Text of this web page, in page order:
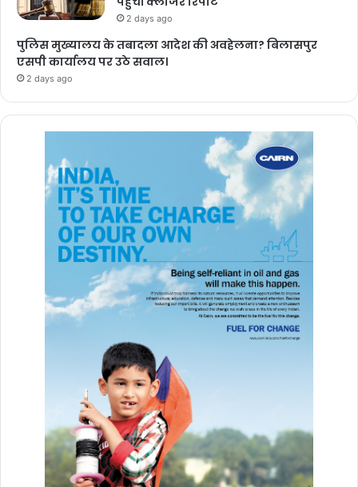
2 days ago
पुलिस मुख्यालय के तबादला आदेश की अवहेलना? बिलासपुर
एसपी कार्यालय पर उठे सवाल।
2 days ago